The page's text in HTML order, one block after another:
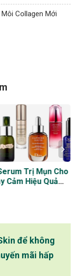
Collagen Mới
Trị Mụn Cho
Cảm Hiệu Quả
để không
mãi hấp